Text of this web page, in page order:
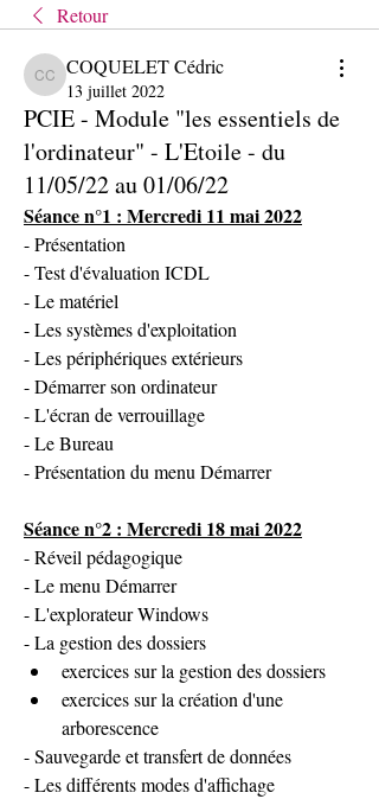
Retour
COQUELET Cédric
COQUELET Cédric
13 juillet 2022
PCIE - Module "les essentiels de
l'ordinateur" - L'Etoile - du
11/05/22 au 01/06/22
Séance n°1 : Mercredi 11 mai 2022
- Présentation
- Test d'évaluation ICDL
- Le matériel
- Les systèmes d'exploitation
- Les périphériques extérieurs
- Démarrer son ordinateur
- L'écran de verrouillage
- Le Bureau
- Présentation du menu Démarrer
Séance n°2 : Mercredi 18 mai 2022
- Réveil pédagogique
- Le menu Démarrer
- L'explorateur Windows
- La gestion des dossiers
exercices sur la gestion des dossiers
exercices sur la création d'une
arborescence
- Sauvegarde et transfert de données
- Les différents modes d'affichage